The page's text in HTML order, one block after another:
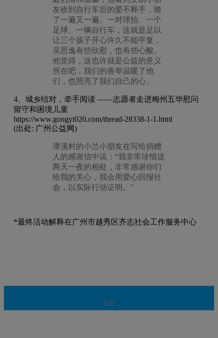
友收到自行车后的爱不释手，骑
了一遍又一遍。一对球拍、一个
足球、一辆自行车，这就是足以
让三个孩子开心许久不能平复，
吴思逸有些欣慰，也有些心酸。
他觉得，这也许就是公益的意义
所在吧，我们的善举温暖了他
们，也照亮了我们自己的心。
4、城乡结对，牵手阅读 ——志愿者走进梅州五华慰问
留守和困境儿童
https://www.gongyi020.com/thread-28338-1-1.html
(出处: 广州公益网)
潭溪村的小兰小朋友在写给捐赠
人的感谢信中说：“我非常珍惜这
两天一夜的相处，非常感谢你们
给我的关心，我会用爱心回报社
会，以实际行动证明。”
*最终活动解释在广州市越秀区齐志社会工作服务中心
首页